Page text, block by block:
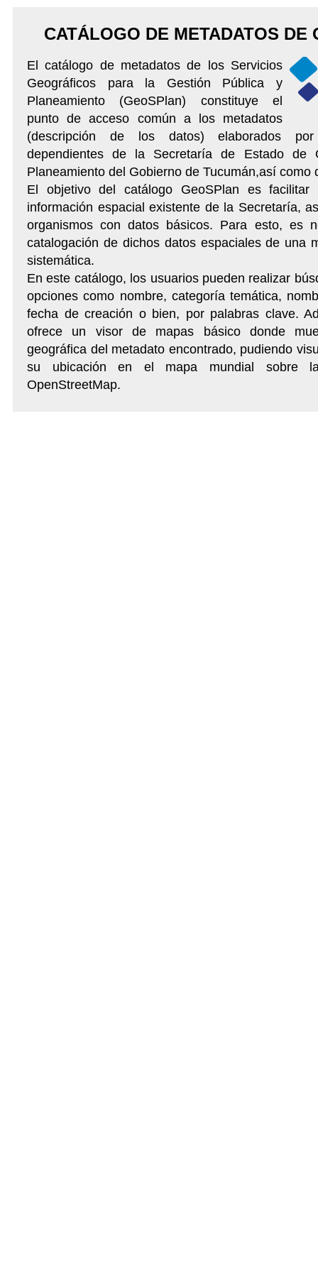
CATÁLOGO DE METADATOS DE
El catálogo de metadatos de los Servicios
Geográficos para la Gestión Pública y
Planeamiento (GeoSPlan) constituye el
punto de acceso común a los metadatos
(descripción de los datos) elaborados
dependientes de la Secretaría de Estado de
Planeamiento del Gobierno de Tucumán,así como
El objetivo del catálogo GeoSPlan es
información espacial existente de la Secretaría,
organismos con datos básicos. Para esto, es
catalogación de dichos datos espaciales de una
sistemática.
En este catálogo, los usuarios pueden realizar
opciones como nombre, categoría temática,
fecha de creación o bien, por palabras clave.
ofrece un visor de mapas básico donde
geográfica del metadato encontrado, pudiendo
su ubicación en el mapa mundial sobre
OpenStreetMap.